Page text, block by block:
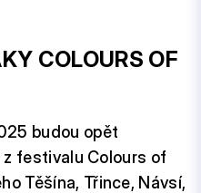
COLOURS OF
budou opět
festivalu Colours of
Těšína, Třince, Návsí,